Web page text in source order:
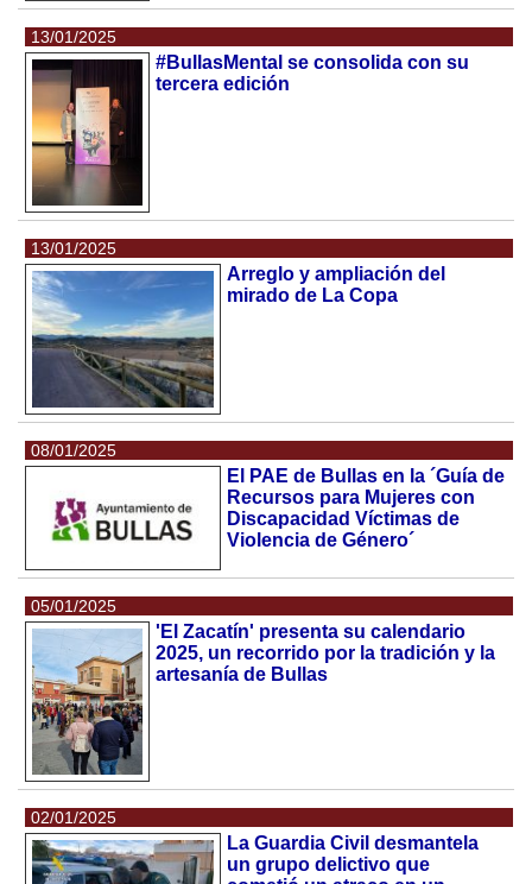
13/01/2025
#BullasMental se consolida con su
tercera edición
13/01/2025
Arreglo y ampliación del
mirado de La Copa
08/01/2025
El PAE de Bullas en la ´Guía de
Recursos para Mujeres con
Discapacidad Víctimas de
Violencia de Género´
05/01/2025
'El Zacatín' presenta su calendario
2025, un recorrido por la tradición y la
artesanía de Bullas
02/01/2025
La Guardia Civil desmantela
un grupo delictivo que